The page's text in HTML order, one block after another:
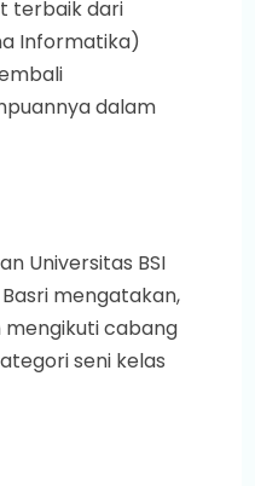
terbaik dari
Informatika)
dalam
Universitas BSI
mengatakan,
mengikuti cabang
seni kelas